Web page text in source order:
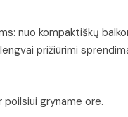
nuo kompaktiškų
prižiūrimi
gryname ore.